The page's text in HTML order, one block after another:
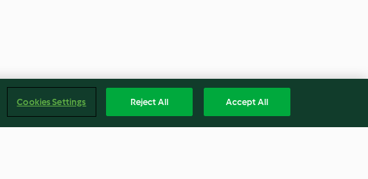
Cookies Settings Reject All Accept All